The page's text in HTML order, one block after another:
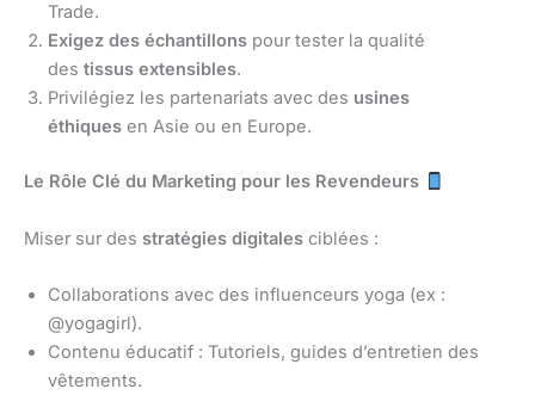
Trade.
Exigez des échantillons pour tester la qualité
des tissus extensibles.
Privilégiez les partenariats avec des usines
éthiques en Asie ou en Europe.
Le Rôle Clé du Marketing pour les Revendeurs
Miser sur des stratégies digitales ciblées :
Collaborations avec des influenceurs yoga (ex :
@yogagirl).
Contenu éducatif : Tutoriels, guides d’entretien des
vêtements.